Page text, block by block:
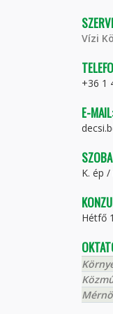
Vízi
+36 1
E-MAIL:
K. ép
Hétfő